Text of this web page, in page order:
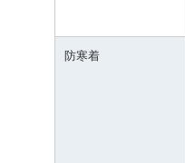
防寒着